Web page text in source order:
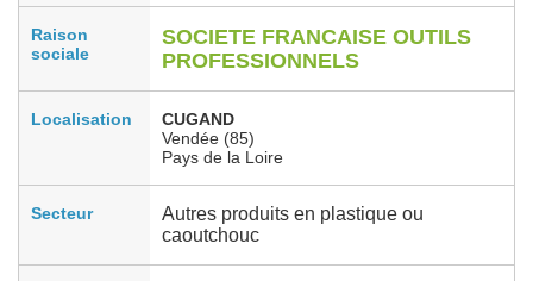
Raison
sociale
SOCIETE FRANCAISE OUTILS
PROFESSIONNELS
Localisation
CUGAND
Vendée (85)
Pays de la Loire
Secteur
Autres produits en plastique ou
caoutchouc